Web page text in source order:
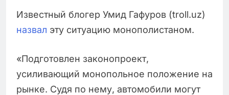
Известный блогер Умид Гафуров (troll.uz)
назвал эту ситуацию монополистаном.
«Подготовлен законопроект,
усиливающий монопольное положение на
рынке. Судя по нему, автомобили могут